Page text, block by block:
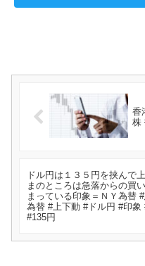
香
株
ドル円は１３５円を挟んで
まのところは急落からの買
まっている印象＝ＮＹ為替
為替 #上下動 #ドル円 #印象
#135円